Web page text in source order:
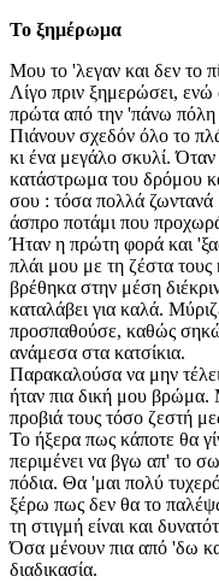
Το ξημέρωμα
Μου το 'λεγαν και δεν το
Λίγο πριν ξημερώσει, ενώ
πρώτα από την 'πάνω πόλη
Πιάνουν σχεδόν όλο το
κι ένα μεγάλο σκυλί.
κατάστρωμα του δρόμου
σου : τόσα πολλά ζωντανά
άσπρο ποτάμι που
Ήταν η πρώτη φορά και
πλάι μου με τη ζέστα
βρέθηκα στην μέση
καταλάβει για καλά.
προσπαθούσε, καθώς
ανάμεσα στα κατσίκια.
Παρακαλούσα να μην
ήταν πια δική μου βρώμα.
προβιά τους τόσο ζεστή
Το ήξερα πως κάποτε θα
περιμένει να βγω απ' το
πόδια. Θα 'μαι πολύ
ξέρω πως δεν θα το
τη στιγμή είναι και
Όσα μένουν πια από 'δω
διαδικασία.